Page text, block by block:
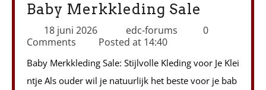
Baby Merkkleding Sale
18 juni 2026 edc-forums
0
Comments
Posted at 14:40
Baby Merkkleding Sale: Stijlvolle Kleding voor Je Klei
ntje Als ouder wil je natuurlijk het beste voor je bab